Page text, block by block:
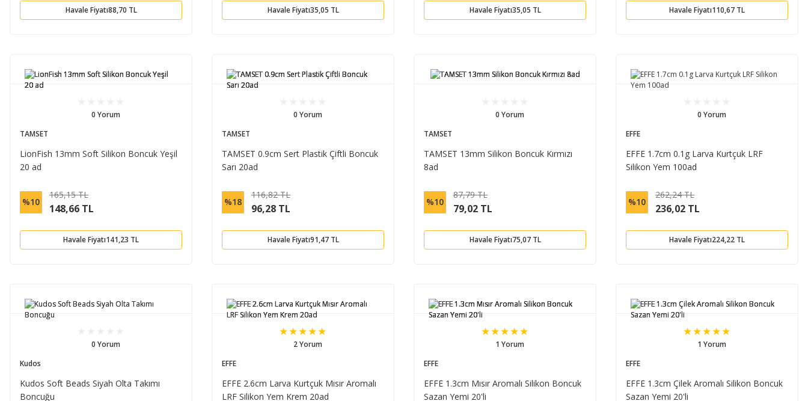
Havale Fiyatı88,70 TL Havale Fiyatı35,05 TL Havale Fiyatı35,05 TL Havale Fiyatı110,67 TL
0 Yorum
TAMSET
LionFish 13mm Soft Silikon Boncuk Yeşil
20 ad
%10
165,15 TL
148,66 TL
Havale Fiyatı141,23 TL
0 Yorum
TAMSET
TAMSET 0.9cm Sert Plastik Çiftli Boncuk
Sarı 20ad
%18
116,82 TL
96,28 TL
Havale Fiyatı91,47 TL
0 Yorum
TAMSET
TAMSET 13mm Silikon Boncuk Kırmızı
8ad
%10
87,79 TL
79,02 TL
Havale Fiyatı75,07 TL
0 Yorum
EFFE
EFFE 1.7cm 0.1g Larva Kurtçuk LRF
Silikon Yem 100ad
%10
262,24 TL
236,02 TL
Havale Fiyatı224,22 TL
0 Yorum
Kudos
Kudos Soft Beads Siyah Olta Takımı
Boncuğu
2 Yorum
EFFE
EFFE 2.6cm Larva Kurtçuk Mısır Aromalı
LRF Silikon Yem Krem 20ad
1 Yorum
EFFE
EFFE 1.3cm Mısır Aromalı Silikon Boncuk
Sazan Yemi 20'li
1 Yorum
EFFE
EFFE 1.3cm Çilek Aromalı Silikon Boncuk
Sazan Yemi 20'li